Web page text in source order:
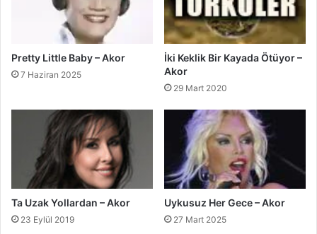
Pretty Little Baby – Akor
7 Haziran 2025
İki Keklik Bir Kayada Ötüyor –
Akor
29 Mart 2020
Ta Uzak Yollardan – Akor
23 Eylül 2019
Uykusuz Her Gece – Akor
27 Mart 2025